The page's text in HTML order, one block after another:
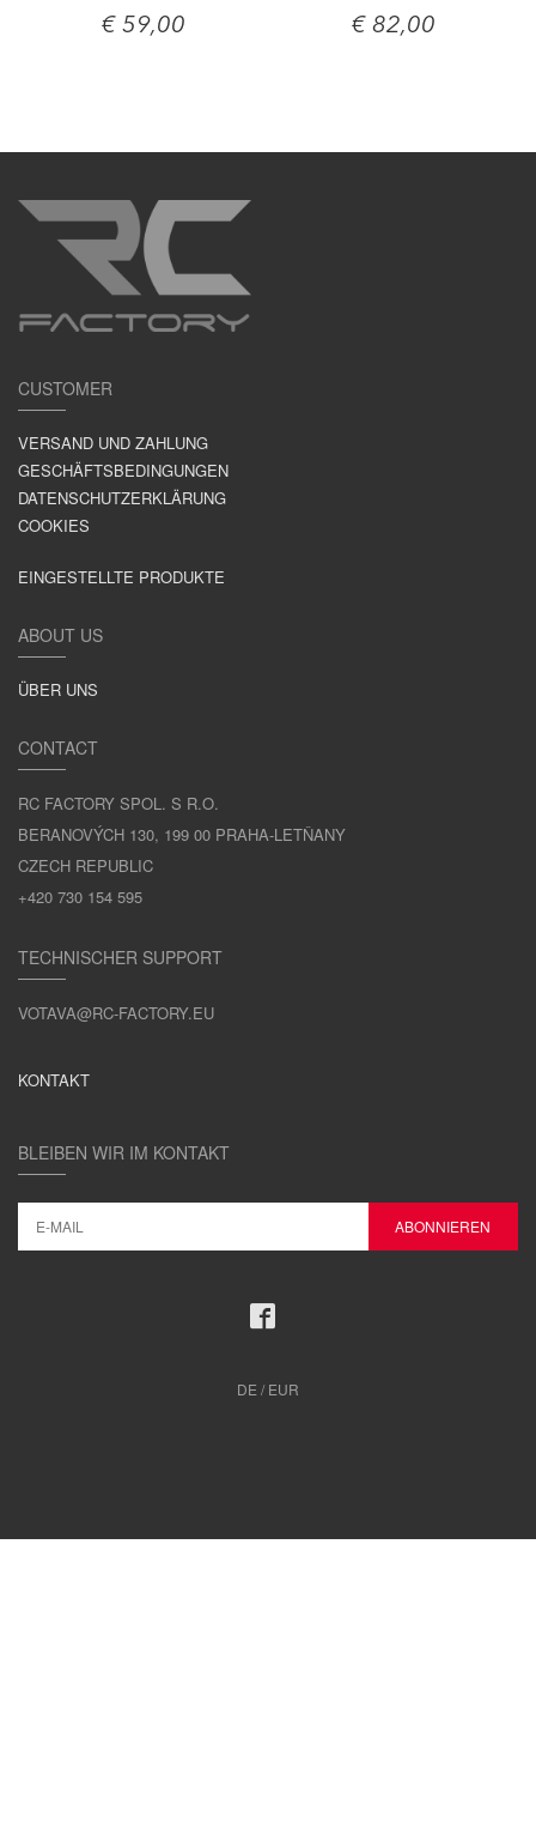
€ 59,00 € 82,00
CUSTOMER
VERSAND UND ZAHLUNG
GESCHÄFTSBEDINGUNGEN
DATENSCHUTZERKLÄRUNG
COOKIES
EINGESTELLTE PRODUKTE
ABOUT US
ÜBER UNS
CONTACT
RC FACTORY SPOL. S R.O.
BERANOVÝCH 130, 199 00 PRAHA-LETŇANY
CZECH REPUBLIC
+420 730 154 595
TECHNISCHER SUPPORT
VOTAVA@RC-FACTORY.EU
KONTAKT
BLEIBEN WIR IM KONTAKT
DE / EUR